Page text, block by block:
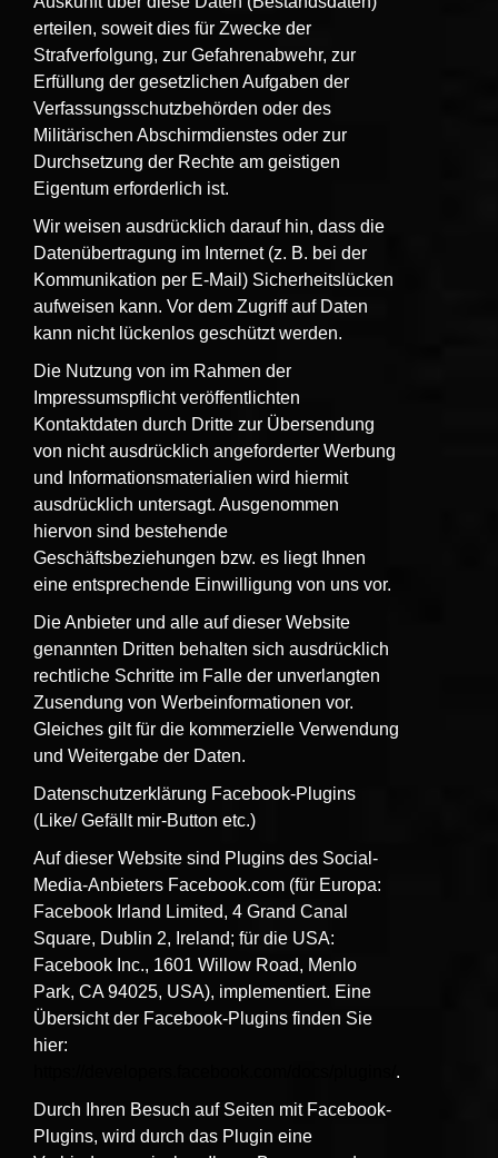
erteilen, soweit dies für Zwecke der
Strafverfolgung, zur Gefahrenabwehr, zur
Erfüllung der gesetzlichen Aufgaben der
Verfassungsschutzbehörden oder des
Militärischen Abschirmdienstes oder zur
Durchsetzung der Rechte am geistigen
Eigentum erforderlich ist.
Wir weisen ausdrücklich darauf hin, dass die
Datenübertragung im Internet (z. B. bei der
Kommunikation per E-Mail) Sicherheitslücken
aufweisen kann. Vor dem Zugriff auf Daten
kann nicht lückenlos geschützt werden.
Die Nutzung von im Rahmen der
Impressumspflicht veröffentlichten
Kontaktdaten durch Dritte zur Übersendung
von nicht ausdrücklich angeforderter Werbung
und Informationsmaterialien wird hiermit
ausdrücklich untersagt. Ausgenommen
hiervon sind bestehende
Geschäftsbeziehungen bzw. es liegt Ihnen
eine entsprechende Einwilligung von uns vor.
Die Anbieter und alle auf dieser Website
genannten Dritten behalten sich ausdrücklich
rechtliche Schritte im Falle der unverlangten
Zusendung von Werbeinformationen vor.
Gleiches gilt für die kommerzielle Verwendung
und Weitergabe der Daten.
Datenschutzerklärung Facebook-Plugins
(Like/ Gefällt mir-Button etc.)
Auf dieser Website sind Plugins des Social-
Media-Anbieters Facebook.com (für Europa:
Facebook Irland Limited, 4 Grand Canal
Square, Dublin 2, Ireland; für die USA:
Facebook Inc., 1601 Willow Road, Menlo
Park, CA 94025, USA), implementiert. Eine
Übersicht der Facebook-Plugins finden Sie
hier:
.
Durch Ihren Besuch auf Seiten mit Facebook-
Plugins, wird durch das Plugin eine